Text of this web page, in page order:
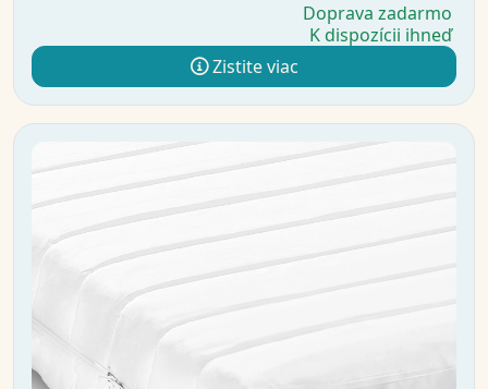
Doprava zadarmo
K dispozícii ihneď
Zistite viac